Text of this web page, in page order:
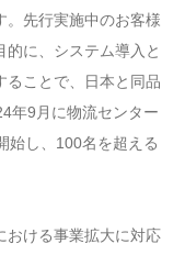
。先行実施中のお客様
に、システム導入と
ることで、日本と同品
年9月に物流センター
始し、100名を超える
おける事業拡大に対応